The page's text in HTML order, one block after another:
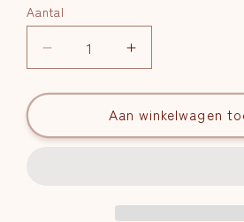
Aantal
Aantal
Aantal
verlagen
voor
Kogelarmband
Chakra
Aantal
verhogen
voor
Kogelarmband
Chakra
Aan winkelwagen